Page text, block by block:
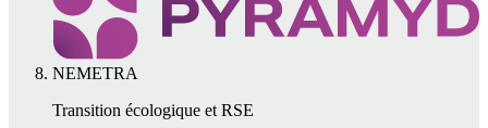
NEMETRA
Transition écologique et RSE